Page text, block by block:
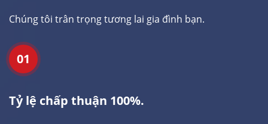
Chúng tôi trân trọng tương lai gia đình bạn.
01
Tỷ lệ chấp thuận 100%.